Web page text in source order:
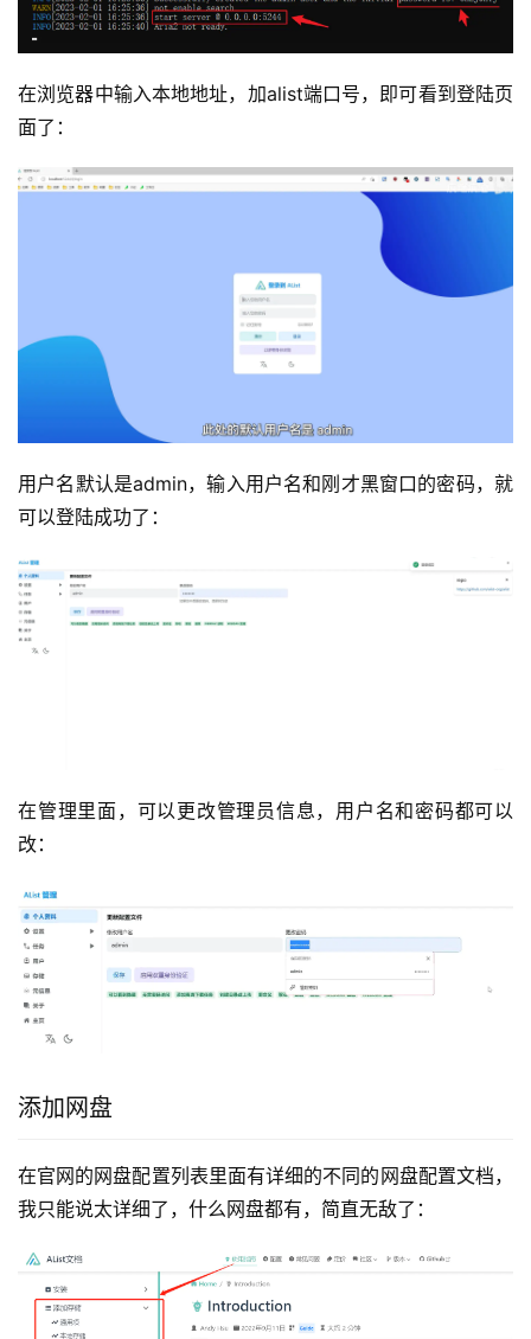
在浏览器中输入本地地址，加alist端口号，即可看到登陆页
面了：
用户名默认是admin，输入用户名和刚才黑窗口的密码，就
可以登陆成功了：
在管理里面，可以更改管理员信息，用户名和密码都可以
改：
添加网盘
在官网的网盘配置列表里面有详细的不同的网盘配置文档，
我只能说太详细了，什么网盘都有，简直无敌了：